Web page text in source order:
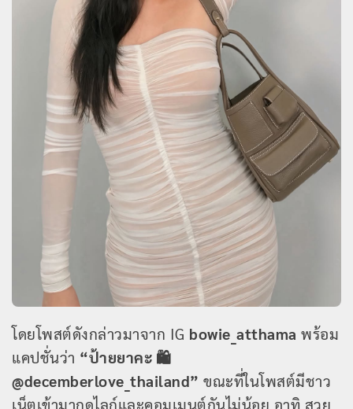
โดยโพสต์ดังกล่าวมาจาก IG bowie_atthama พร้อม
แคปชั่นว่า “ป้ายยาคะ 🛍
@decemberlove_thailand” ขณะที่ในโพสต์มีชาว
เน็ตเข้ามากดไลก์และคอมเมนต์กันไม่น้อย อาทิ สวย